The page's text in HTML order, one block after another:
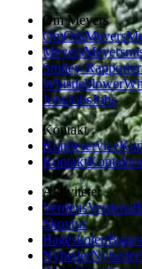
Om Meyers
OmOmMeyers
MeyersMeyers
Smiley-Rapporter
Whistleblower
JobsJobsJobs
Kontakt
Kundeservice
KontaktKontakt
Aktiviteter
VerdensVerdens
Skovtur
Bageskolen
NyhederNyheder